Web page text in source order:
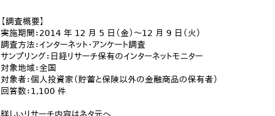
【調査概要】
実施期間：2014 年 12 月 5 日（金）～12 月 9 日（火）
調査方法：インターネット・アンケート調査
サンプリング：日経リサーチ保有のインターネットモニター
対象地域：全国
対象者：個人投資家（貯蓄と保険以外の金融商品の保有者）
回答数：1,100 件